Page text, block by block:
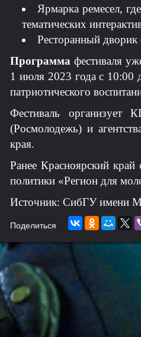
Ярмарка ремесел,
тематических
Ресторанный
Программа фестиваля
1 июля 2023 года с 10:00
патриотического
Фестиваль организует
(Росмолодежь) и
края.
Ранее Красноярский край
политики «Регион для
Источник: СибГУ имени
Поделиться